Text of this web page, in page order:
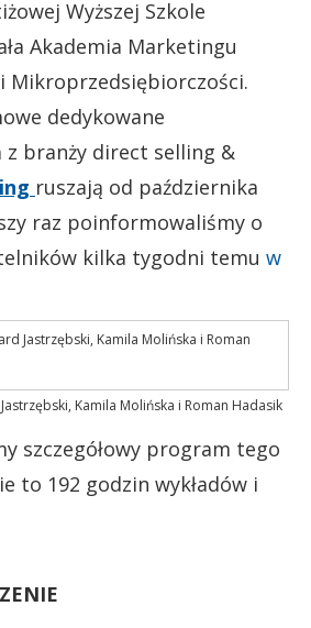
Wyższej Szkole
Akademia Marketingu
Mikroprzedsiębiorczości.
dedykowane
branży direct selling &
ruszają od października
raz poinformowaliśmy o
kilka tygodni temu w
Kamila Molińska i Roman Hadasik
szczegółowy program tego
to 192 godzin wykładów i